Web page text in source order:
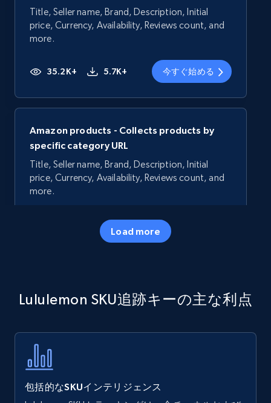
Title, Seller name, Brand, Description, Initial
price, Currency, Availability, Reviews count, and
more.
35.2K+ 5.7K+ 今すぐ始める
Amazon products - Collects products by
specific category URL
Title, Seller name, Brand, Description, Initial
price, Currency, Availability, Reviews count, and
more.
5.7K+ 今すぐ始める
specific keywords
price, Currency, Availability, Reviews count, and
more.
Load more
Lululemon SKU追跡キーの主な利点
包括的なSKUインテリジェンス